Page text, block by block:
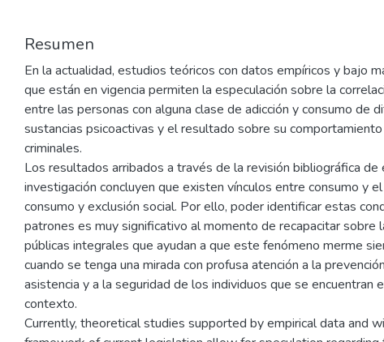
Resumen
En la actualidad, estudios teóricos con datos empíricos y bajo
que están en vigencia permiten la especulación sobre la
entre las personas con alguna clase de adicción y consumo de
sustancias psicoactivas y el resultado sobre su
criminales.
Los resultados arribados a través de la revisión bibliográfica de
investigación concluyen que existen vínculos entre consumo y
consumo y exclusión social. Por ello, poder identificar estas
patrones es muy significativo al momento de recapacitar sobre
públicas integrales que ayudan a que este fenómeno merme
cuando se tenga una mirada con profusa atención a la
asistencia y a la seguridad de los individuos que se encuentran
contexto.
Currently, theoretical studies supported by empirical data and